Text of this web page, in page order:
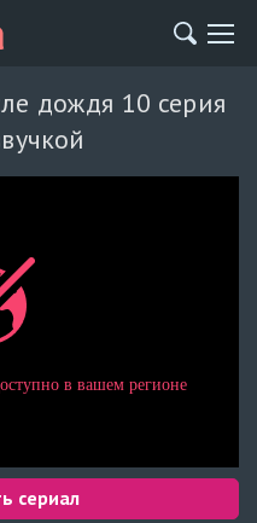
дождя 10 серия
сериал